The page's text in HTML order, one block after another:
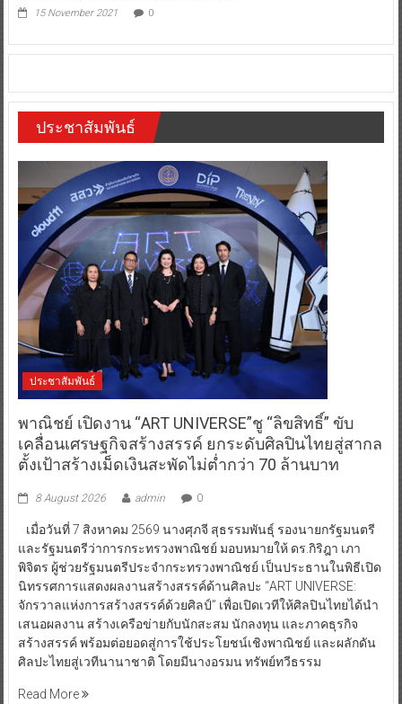
15 November 2021 0
ประชาสัมพันธ์
ประชาสัมพันธ์
พาณิชย์ เปิดงาน “ART UNIVERSE”ชู “ลิขสิทธิ์” ขับ
เคลื่อนเศรษฐกิจสร้างสรรค์ ยกระดับศิลปินไทยสู่สากล
ตั้งเป้าสร้างเม็ดเงินสะพัดไม่ต่ำกว่า 70 ล้านบาท
8 August 2026 admin 0
เมื่อวันที่ 7 สิงหาคม 2569 นางศุภจี สุธรรมพันธุ์ รองนายกรัฐมนตรี
และรัฐมนตรีว่าการกระทรวงพาณิชย์ มอบหมายให้ ดร.กิริฎา เภา
พิจิตร ผู้ช่วยรัฐมนตรีประจำกระทรวงพาณิชย์ เป็นประธานในพิธีเปิด
นิทรรศการแสดงผลงานสร้างสรรค์ด้านศิลปะ “ART UNIVERSE:
จักรวาลแห่งการสร้างสรรค์ด้วยศิลป์” เพื่อเปิดเวทีให้ศิลปินไทยได้นำ
เสนอผลงาน สร้างเครือข่ายกับนักสะสม นักลงทุน และภาคธุรกิจ
สร้างสรรค์ พร้อมต่อยอดสู่การใช้ประโยชน์เชิงพาณิชย์ และผลักดัน
ศิลปะไทยสู่เวทีนานาชาติ โดยมีนางอรมน ทรัพย์ทวีธรรม
Read More